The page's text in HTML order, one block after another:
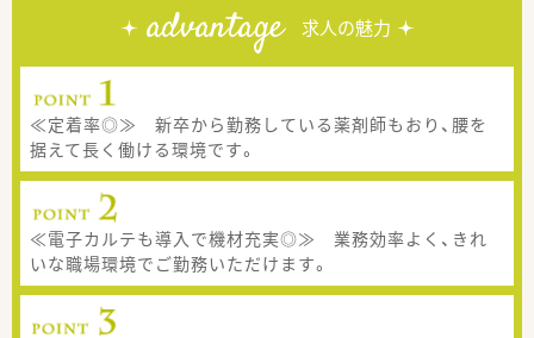
advantage 求人の魅力
≪定着率◎≫ 新卒から勤務している薬剤師もおり、腰を
据えて長く働ける環境です。
≪電子カルテも導入で機材充実◎≫ 業務効率よく、きれ
いな職場環境でご勤務いただけます。